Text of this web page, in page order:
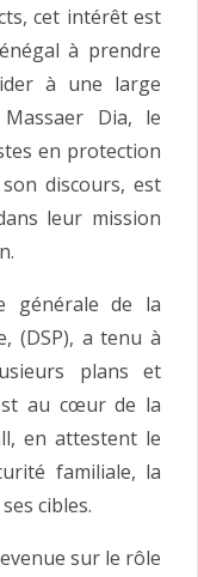
cet intérêt est
à prendre
à une large
Massaer Dia, le
en protection
discours, est
leur mission
générale de la
(DSP), a tenu à
plans et
au cœur de la
en attestent le
familiale, la
cibles.
sur le rôle